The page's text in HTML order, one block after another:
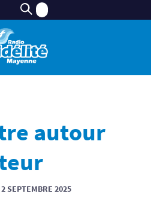
autour
2 SEPTEMBRE 2025